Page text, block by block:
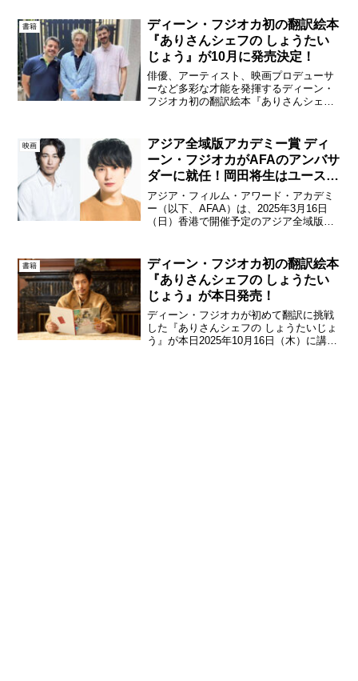
ン」応募作品（漫画）6888編の中から選
び抜かれたアジア...
書籍
ディーン・フジオカ初の翻訳絵本
『ありさんシェフの しょうたい
じょう』が10月に発売決定！
俳優、アーティスト、映画プロデューサ
ーなど多彩な才能を発揮するディーン・
フジオカ初の翻訳絵本『ありさんシェフ
ら予約注文も開始。ディーン・フジオカ
イタリア発の話...
映画
アジア全域版アカデミー賞 ディ
ーン・フジオカがAFAのアンバサ
ダーに就任！岡田将生はユース・
アンバサダーに！
アジア・フィルム・アワード・アカデミ
ー（以下、AFAA）は、2025年3月16日
（日）香港で開催予定のアジア全域版ア
初めて、AFAアンバサダーとアジア各国4
人の若...
書籍
ディーン・フジオカ初の翻訳絵本
『ありさんシェフの しょうたい
じょう』が本日発売！
ディーン・フジオカが初めて翻訳に挑戦
した『ありさんシェフの しょうたいじょ
う』が本日2025年10月16日（木）に講談